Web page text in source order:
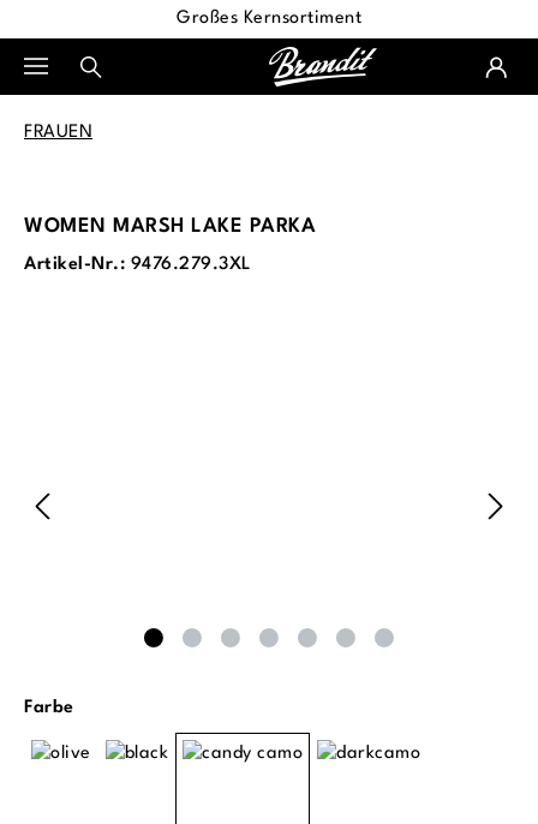
Großes Kernsortiment
FRAUEN
WOMEN MARSH LAKE PARKA
Artikel-Nr.: 9476.279.3XL
Farbeauswählen